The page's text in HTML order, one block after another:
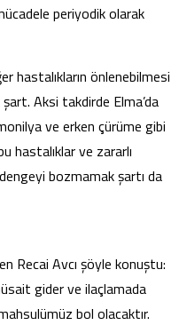
periyodik olarak
hastalıkların önlenebilmesi
Aksi takdirde Elma’da
ve erken çürüme gibi
hastalıklar ve zararlı
bozmamak şartı da
Recai Avcı şöyle konuştu:
gider ve ilaçlamada
bol olacaktır.